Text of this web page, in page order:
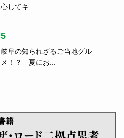
心してキ...
5
岐阜の知られざるご当地グル
メ！？ 夏にお...